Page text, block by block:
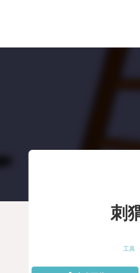
刺
工具